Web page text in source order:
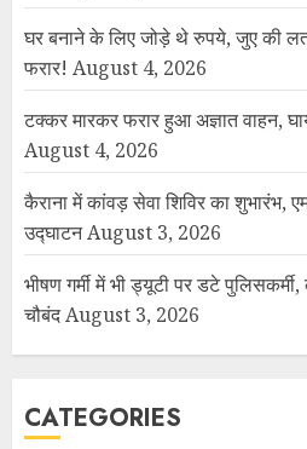
घर बनाने के लिए जोड़े थे रुपये, जुए की
फरार! August 4, 2026
टक्कर मारकर फरार हुआ अज्ञात वाहन,
August 4, 2026
कैराना में कांवड़ सेवा शिविर का शुभारंभ,
उद्घाटनAugust 3, 2026
भीषण गर्मी में भी ड्यूटी पर डटे
चौबंदAugust 3, 2026
CATEGORIES